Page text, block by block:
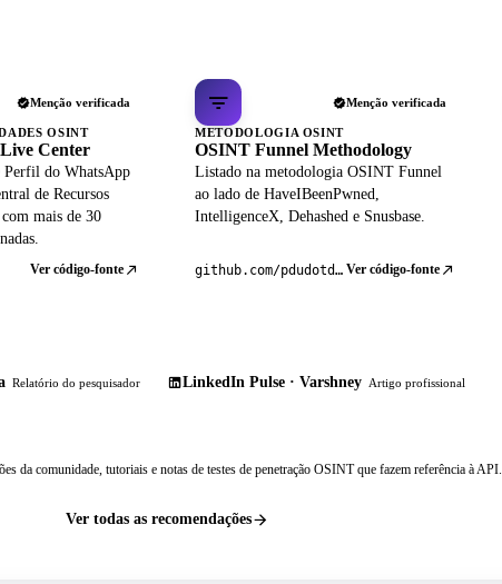
Menção verificada
OSINT
Center
Perfil do WhatsApp
de Recursos
mais de 30
Ver código-fonte
Menção verificada
METODOLOGIA OSINT
OSINT Funnel Methodology
Listado na metodologia OSINT Funnel
ao lado de HaveIBeenPwned,
IntelligenceX, Dehashed e Snusbase.
github.com/pdudotdev/ofm Ver código-fonte
Relatório do pesquisador LinkedIn Pulse · Varshney Artigo profissional
da comunidade, tutoriais e notas de testes de penetração OSINT que fazem referência à API.
Ver todas as recomendações